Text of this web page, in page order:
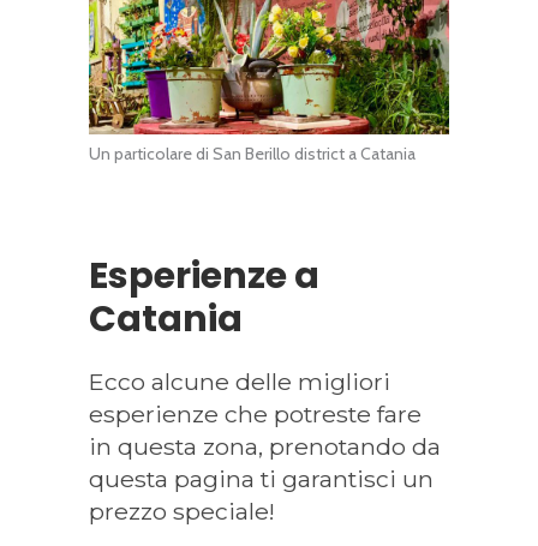
Un particolare di San Berillo district a Catania
Esperienze a
Catania
Ecco alcune delle migliori
esperienze che potreste fare
in questa zona, prenotando da
questa pagina ti garantisci un
prezzo speciale!